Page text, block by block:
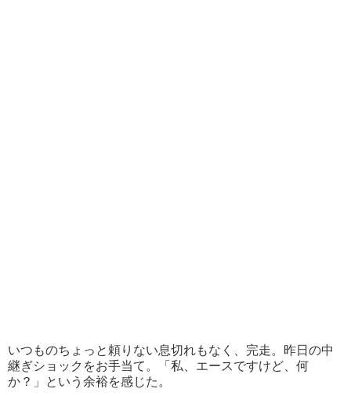
いつものちょっと頼りない息切れもなく、完走。昨日の中
継ぎショックをお手当て。「私、エースですけど、何
か？」という余裕を感じた。